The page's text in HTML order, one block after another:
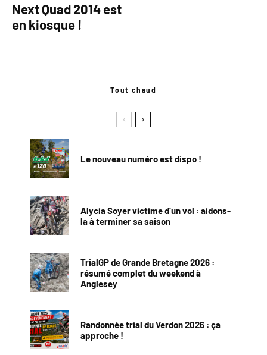
Next Quad 2014 est
en kiosque !
Tout chaud
Le nouveau numéro est dispo !
Alycia Soyer victime d’un vol : aidons-
la à terminer sa saison
TrialGP de Grande Bretagne 2026 :
résumé complet du weekend à
Anglesey
Randonnée trial du Verdon 2026 : ça
approche !